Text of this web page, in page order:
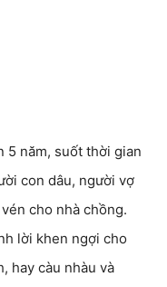
5 năm, suốt thời gian
con dâu, người vợ
cho nhà chồng.
lời khen ngợi cho
hay càu nhàu và